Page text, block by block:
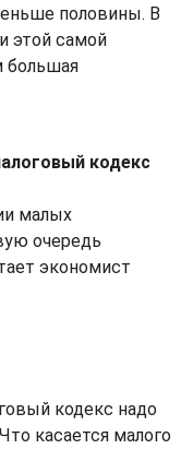
половины. В
этой самой
большая
кодекс
малых
очередь
экономист
кодекс надо
касается малого